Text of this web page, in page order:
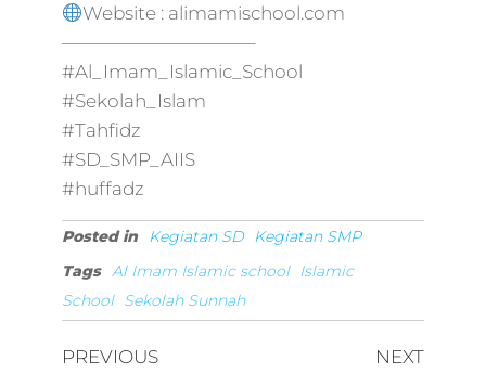
Website : alimamischool.com
——————————–
#Al_Imam_Islamic_School
#Sekolah_Islam
#Tahfidz
#SD_SMP_AIIS
#huffadz
Posted in Kegiatan SD Kegiatan SMP
Tags Al Imam Islamic school Islamic
School Sekolah Sunnah
PREVIOUS
NEXT